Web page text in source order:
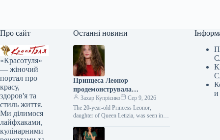
Про сайт
«Красотуля»
— жіночий
портал про
красу,
здоров'я та
стиль життя.
Ми ділимося
лайфхаками,
кулінарними
Останні новини
Принцеса Леонор
продемонструвала
довершений образ для літньої
пори, гідний наслідування
Захар Купрієнко
Сер 9, 2026
The 20-year-old Princess Leonor,
daughter of Queen Letizia, was seen in
comprising a skirt…
и